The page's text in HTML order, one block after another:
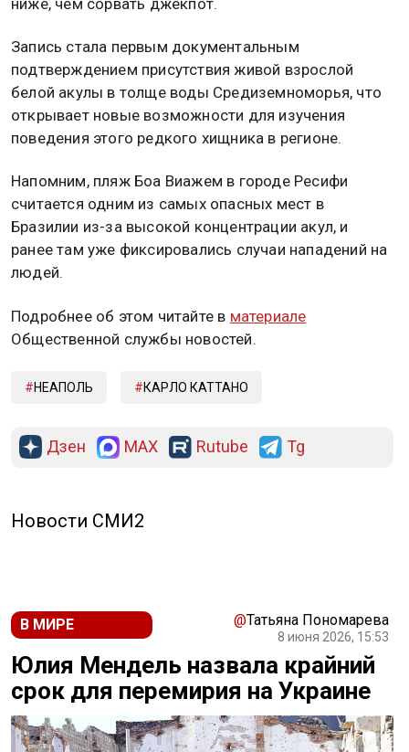
Запись стала первым документальным
подтверждением присутствия живой взрослой
белой акулы в толще воды Средиземноморья, что
открывает новые возможности для изучения
поведения этого редкого хищника в регионе.
Напомним, пляж Боа Виажем в городе Ресифи
считается одним из самых опасных мест в
Бразилии из-за высокой концентрации акул, и
ранее там уже фиксировались случаи нападений на
людей.
Подробнее об этом читайте в материале
Общественной службы новостей.
НЕАПОЛЬ КАРЛО КАТТАНО
Дзен MAX Rutube Tg
Новости СМИ2
В МИРЕ @Татьяна Пономарева
8 июня 2026, 15:53
Юлия Мендель назвала крайний
срок для перемирия на Украине